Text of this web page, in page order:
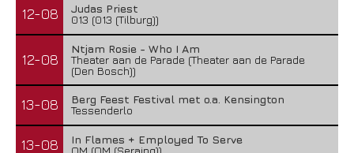
12-08
Judas Priest
013 (013 (Tilburg))
12-08
Ntjam Rosie - Who I Am
Theater aan de Parade (Theater aan de Parade
(Den Bosch))
13-08
Berg Feest Festival met o.a. Kensington
Tessenderlo
13-08
In Flames + Employed To Serve
OM (OM (Seraing))